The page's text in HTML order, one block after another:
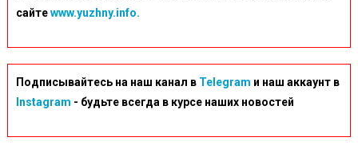
сайтеwww.yuzhny.info.
Подписывайтесь на наш канал в Telegram и наш аккаунт в
Instagram - будьте всегда в курсе наших новостей